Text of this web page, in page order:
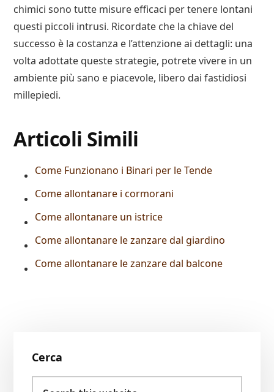
chimici sono tutte misure efficaci per tenere lontani
questi piccoli intrusi. Ricordate che la chiave del
successo è la costanza e l’attenzione ai dettagli: una
volta adottate queste strategie, potrete vivere in un
ambiente più sano e piacevole, libero dai fastidiosi
millepiedi.
Articoli Simili
Come Funzionano i Binari per le Tende
Come allontanare i cormorani
Come allontanare un istrice
Come allontanare le zanzare dal giardino
Come allontanare le zanzare dal balcone
Sidebar
Cerca